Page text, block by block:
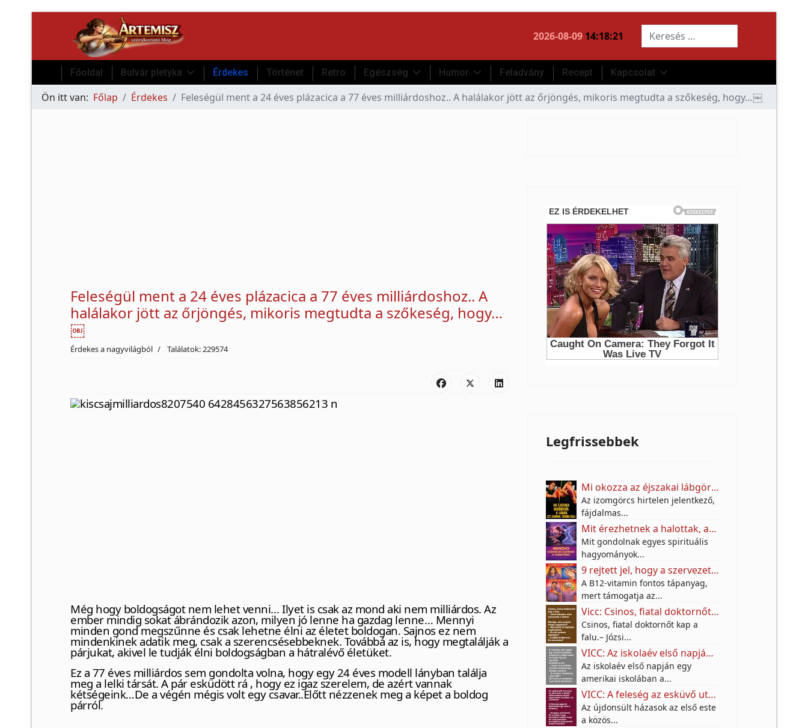
2026-08-09 14:18:21 Keresés...
Főoldal Bulvár pletyka Érdekes Történet Retro Egészség Humor Feladvány Recept Kapcsolat
Ön itt van: Főlap Érdekes Feleségül ment a 24 éves plázacica a 77 éves milliárdoshoz.. A halálakor jött az őrjöngés, mikoris megtudta a szőkeség, hogy…￼
Feleségül ment a 24 éves plázacica a 77 éves milliárdoshoz.. A
halálakor jött az őrjöngés, mikoris megtudta a szőkeség, hogy…
￼
Érdekes a nagyvilágból Találatok: 229574
Még hogy boldogságot nem lehet venni… Ilyet is csak az mond aki nem milliárdos. Az
ember mindig sokat ábrándozik azon, milyen jó lenne ha gazdag lenne… Mennyi
minden gond megszűnne és csak lehetne élni az életet boldogan. Sajnos ez nem
mindenkinek adatik meg, csak a szerencsésebbeknek. Továbbá az is, hogy megtalálják a
párjukat, akivel le tudják élni boldogságban a hátralévő életüket.
Ez a 77 éves milliárdos sem gondolta volna, hogy egy 24 éves modell lányban találja
meg a lelki társát. A pár esküdött rá , hogy ez igaz szerelem, de azért vannak
kétségeink…De a végén mégis volt egy csavar..Előtt nézzenek meg a képet a boldog
párról.
Legfrissebbek
Mi okozza az éjszakai lábgörcsöt, és mit tehetünk ellene?
Az izomgörcs hirtelen jelentkező,
fájdalmas...
Mit érezhetnek a halottak, amikor kimész a sírjukhoz?
Mit gondolnak egyes spirituális
hagyományok...
9 rejtett jel, hogy a szervezetednek több B12-vitaminra lehet szüksége
A B12-vitamin fontos tápanyag,
mert támogatja az...
Vicc: Csinos, fiatal doktornőt kap a falu.– Józsi bátyám, nem tetszenek a leletei.
Csinos, fiatal doktornőt kap a
falu.– Józsi...
VICC: Az iskolaév első napján egy amerikai iskolában a tanárnő új diákot mutat be
Az iskolaév első napján egy
amerikai iskolában a...
VICC: A feleség az esküvő után színt vall a férjének.
Az újdonsült házasok az első este
a közös...